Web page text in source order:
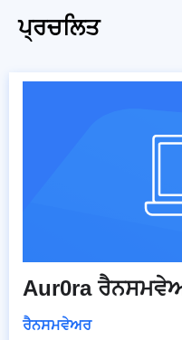
ਪ੍ਰਚਲਿਤ
Aur0ra
ਰੈਨਸਮਵੇਅਰ